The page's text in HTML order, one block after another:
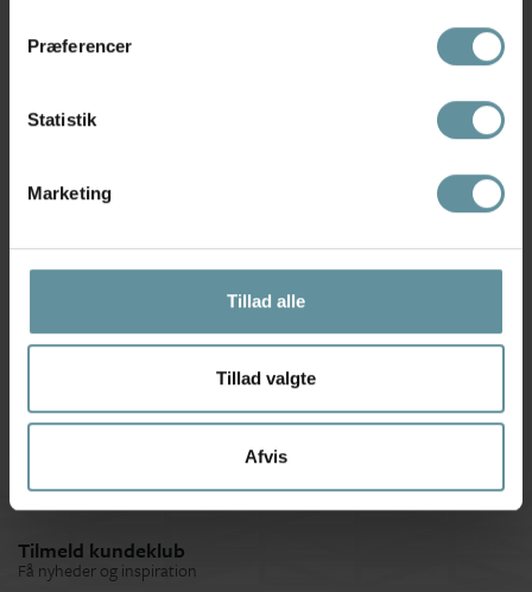
Præferencer
Statistik
Marketing
Tillad alle
Tillad valgte
Afvis
102612003... øreringe 102616003...
Tilmeld kundeklub
Få nyheder og inspiration